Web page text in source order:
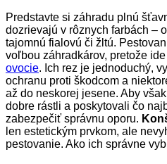
Predstavte si záhradu plnú
dozrievajú v rôznych farbách –
tajomnú fialovú či žltú.
voľbou záhradkárov, pretože
ovocie. Ich rez je jednoduchý,
ochranu proti škodcom a
až do neskorej jesene. Aby
dobre rástli a poskytovali čo
zabezpečiť správnu oporu.
len estetickým prvkom, ale
pestovanie. Ako ich správne